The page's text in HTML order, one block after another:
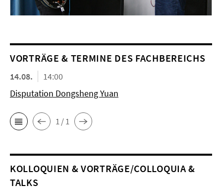
VORTRÄGE & TERMINE DES FACHBEREICHS
14.08.
14:00
Disputation Dongsheng Yuan
1 / 1
KOL­LO­QUIEN & VORTRÄGE/COLLOQUIA &
TALKS